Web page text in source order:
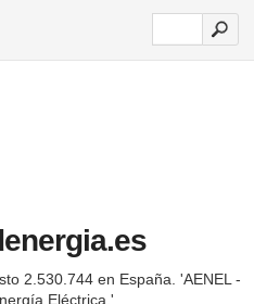
2.530.744 en España. 'AENEL -
Eléctrica.'